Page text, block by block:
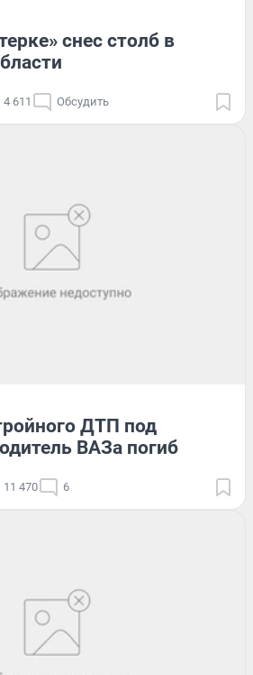
снес столб в
4 611 Обсудить
ДТП под
ВАЗа погиб
11 470 6